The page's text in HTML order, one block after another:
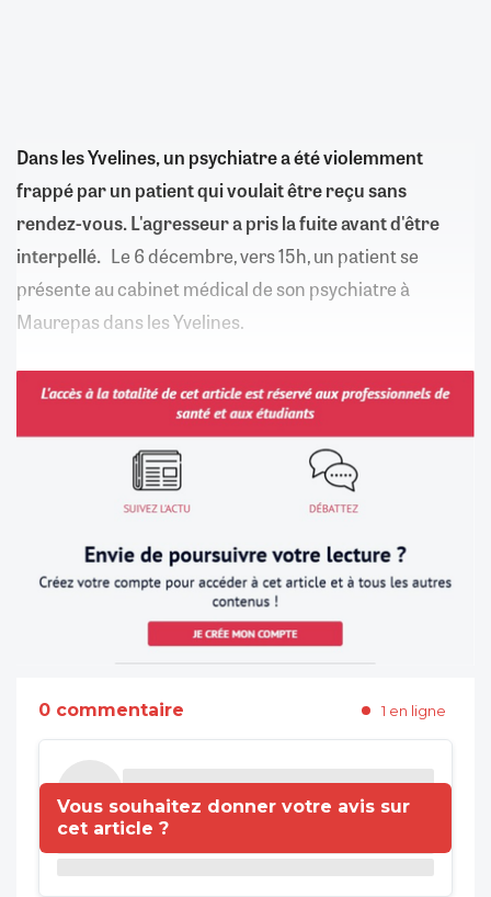
Dans les Yvelines, un psychiatre a été violemment
frappé par un patient qui voulait être reçu sans
rendez-vous. L'agresseur a pris la fuite avant d'être
interpellé. Le 6 décembre, vers 15h, un patient se
présente au cabinet médical de son psychiatre à
Maurepas dans les Yvelines.
0 commentaire 1 en ligne
Vous souhaitez donner votre avis sur
cet article ?